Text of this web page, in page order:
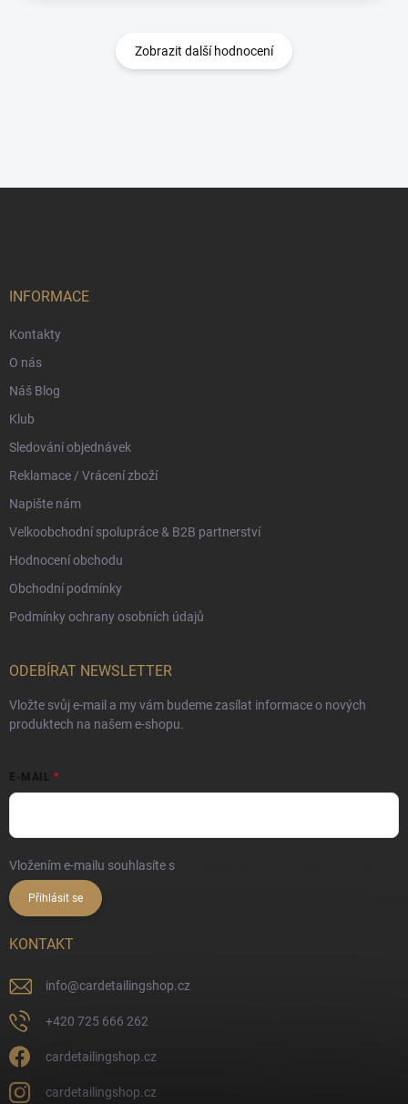
Zobrazit další hodnocení
INFORMACE
Kontakty
O nás
Náš Blog
Klub
Sledování objednávek
Reklamace / Vrácení zboží
Napište nám
Velkoobchodní spolupráce & B2B partnerství
Hodnocení obchodu
Obchodní podmínky
Podmínky ochrany osobních údajů
ODEBÍRAT NEWSLETTER
Vložte svůj e-mail a my vám budeme zasílat informace o nových
produktech na našem e-shopu.
E-MAIL
Vložením e-mailu souhlasíte s
Přihlásit se
KONTAKT
info@cardetailingshop.cz
+420 725 666 262
cardetailingshop.cz
cardetailingshop.cz